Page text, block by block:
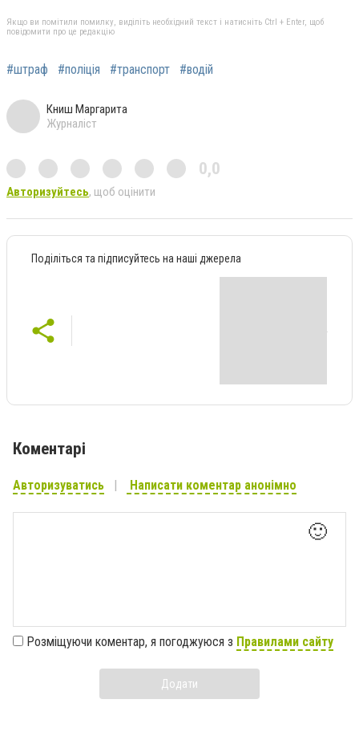
Якщо ви помітили помилку, виділіть необхідний текст і натисніть Ctrl + Enter, щоб
повідомити про це редакцію
#штраф #поліція #транспорт #водій
Книш Маргарита
Журналіст
0,0
Авторизуйтесь, щоб оцінити
Поділіться та підписуйтесь на наші джерела
Коментарі
Авторизуватись Написати коментар анонімно
🙂
Розміщуючи коментар, я погоджуюся з Правилами сайту
Додати